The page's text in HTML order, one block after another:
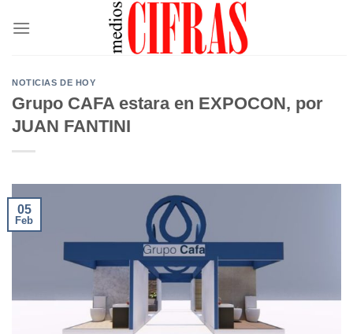
NOTICIAS DE HOY
Grupo CAFA estara en EXPOCON, por
JUAN FANTINI
05
Feb